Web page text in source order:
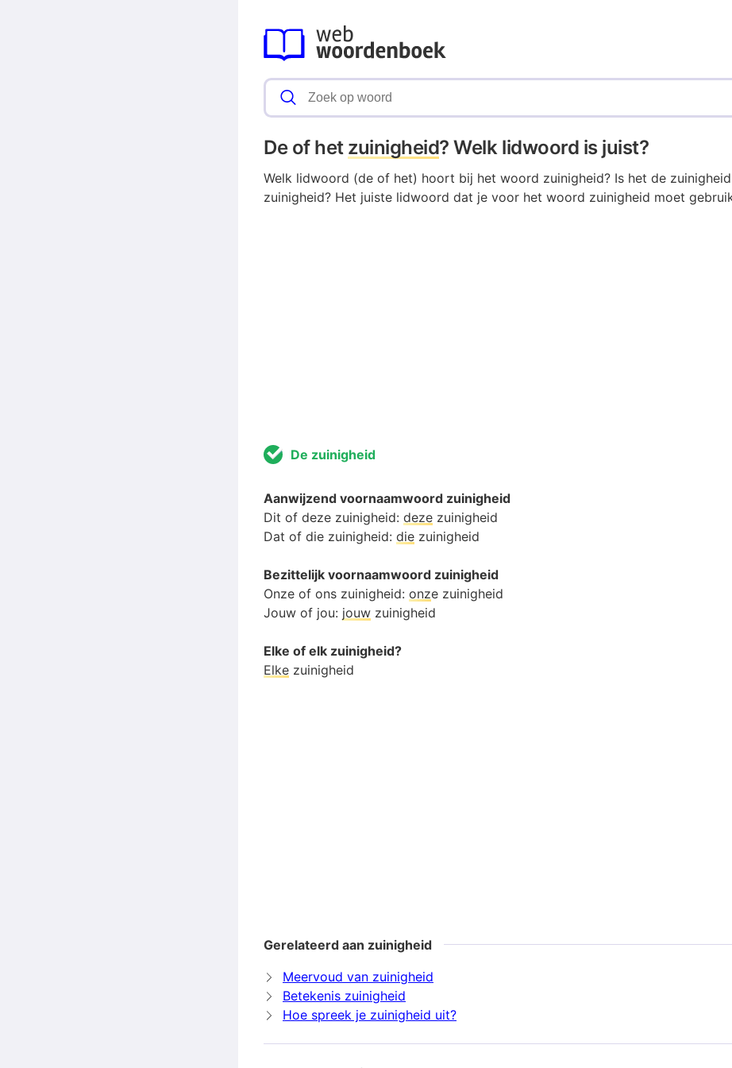
De of het zuinigheid? Welk lidwoord is juist?
Welk lidwoord (de of het) hoort bij het woord zuinigheid? Is het de
zuinigheid? Het juiste lidwoord dat je voor het woord zuinigheid moet
De zuinigheid
Aanwijzend voornaamwoord zuinigheid
Dit of deze zuinigheid: deze zuinigheid
Dat of die zuinigheid: die zuinigheid
Bezittelijk voornaamwoord zuinigheid
Onze of ons zuinigheid: onze zuinigheid
Jouw of jou: jouw zuinigheid
Elke of elk zuinigheid?
Elke zuinigheid
Gerelateerd aan zuinigheid
Meervoud van zuinigheid
Betekenis zuinigheid
Hoe spreek je zuinigheid uit?